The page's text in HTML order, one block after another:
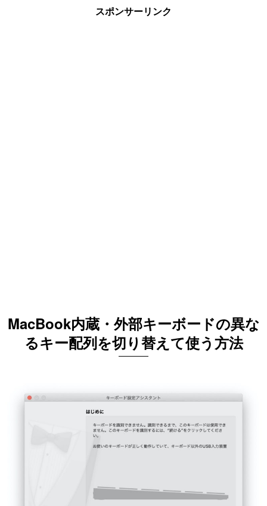
スポンサーリンク
MacBook内蔵・外部キーボードの異な
るキー配列を切り替えて使う方法